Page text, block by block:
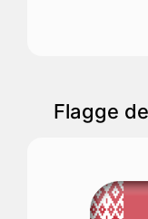
Flagge